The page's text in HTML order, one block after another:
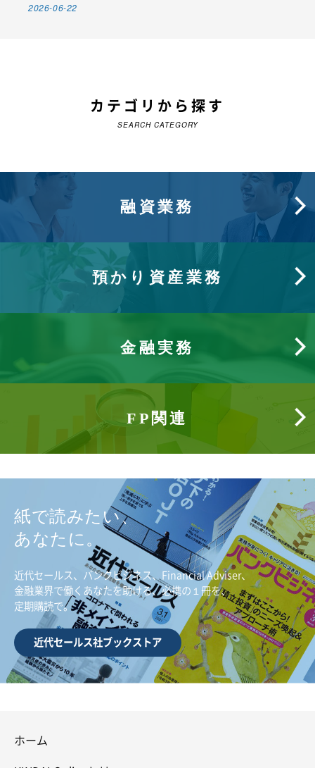
2026-06-22
カテゴリから探す
SEARCH CATEGORY
融資業務
預かり資産業務
金融実務
FP関連
紙で読みたい、
あなたに。
近代セールス、バンクビジネス、Financial Adviser、
金融業界で働くあなたを助ける、必携の１冊を、
定期購読で。
近代セールス社ブックストア
ホーム